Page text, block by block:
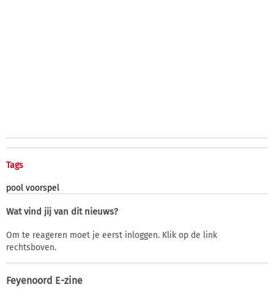
Tags
pool voorspel
Wat vind jij van dit nieuws?
Om te reageren moet je eerst inloggen. Klik op de link
rechtsboven.
Feyenoord E-zine